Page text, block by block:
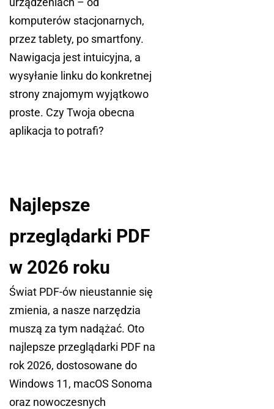
komputerów stacjonarnych,
przez tablety, po smartfony.
Nawigacja jest intuicyjna, a
wysyłanie linku do konkretnej
strony znajomym wyjątkowo
proste. Czy Twoja obecna
aplikacja to potrafi?
Najlepsze
przeglądarki PDF
w 2026 roku
Świat PDF-ów nieustannie się
zmienia, a nasze narzędzia
muszą za tym nadążać. Oto
najlepsze przeglądarki PDF na
rok 2026, dostosowane do
Windows 11, macOS Sonoma
oraz nowoczesnych